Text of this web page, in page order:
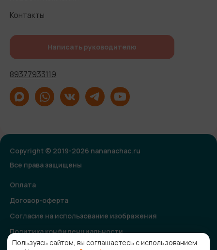
Контакты
Написать руководителю
89377933119
Copyright © 2019-2026 nananachac.ru
Все права защищены
Оплата
Договор-оферта
Согласие на использование изображения
Политика конфиденциальности
Согласие на получение рекламной и информационной
Пользуясь сайтом, вы соглашаетесь с использованием